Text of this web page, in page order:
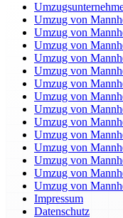
Umzug von
Umzug von
Umzug von
Umzug von
Umzug von
Umzug von
Umzug von
Umzug von
Umzug von
Umzug von
Umzug von
Umzug von
Umzug von
Umzug von
Impressum
Datenschutz